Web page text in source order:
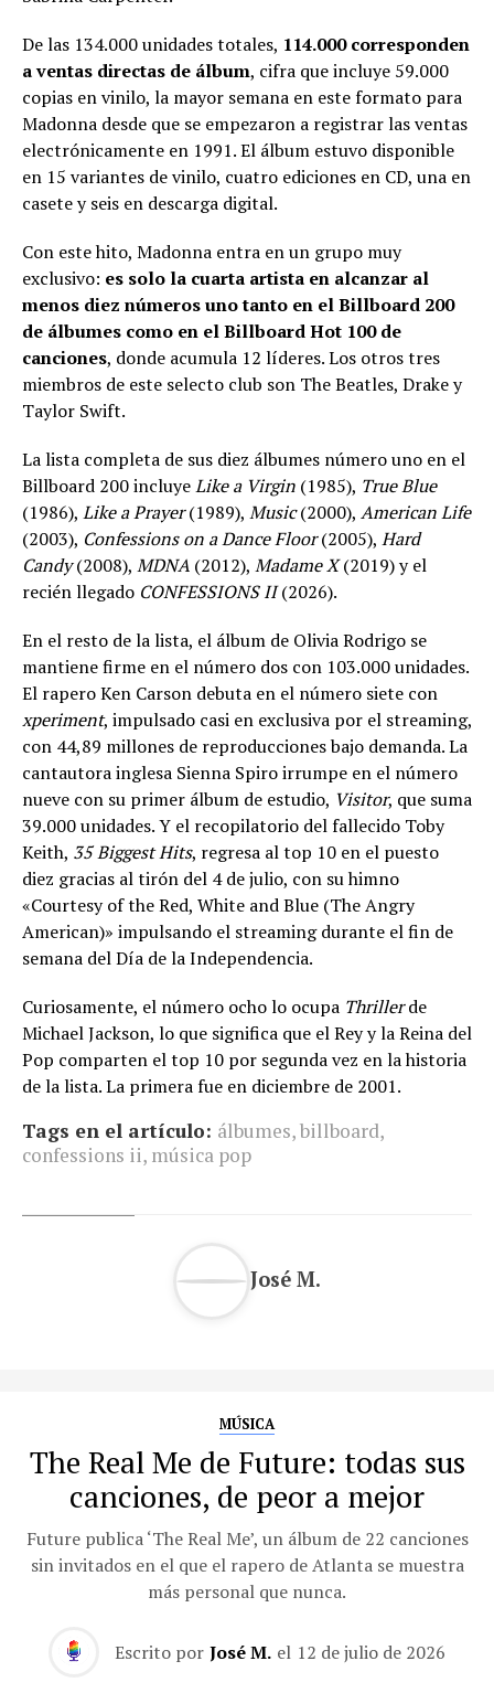
De las 134.000 unidades totales, 114.000 corresponden
a ventas directas de álbum, cifra que incluye 59.000
copias en vinilo, la mayor semana en este formato para
Madonna desde que se empezaron a registrar las ventas
electrónicamente en 1991. El álbum estuvo disponible
en 15 variantes de vinilo, cuatro ediciones en CD, una en
casete y seis en descarga digital.
Con este hito, Madonna entra en un grupo muy
exclusivo: es solo la cuarta artista en alcanzar al
menos diez números uno tanto en el Billboard 200
de álbumes como en el Billboard Hot 100 de
canciones, donde acumula 12 líderes. Los otros tres
miembros de este selecto club son The Beatles, Drake y
Taylor Swift.
La lista completa de sus diez álbumes número uno en el
Billboard 200 incluyeLike a Virgin (1985), True Blue
(1986), Like a Prayer(1989), Music(2000), American Life
(2003), Confessions on a Dance Floor(2005), Hard
Candy(2008), MDNA (2012), Madame X(2019) y el
recién llegado CONFESSIONS II(2026).
En el resto de la lista, el álbum de Olivia Rodrigo se
mantiene firme en el número dos con 103.000 unidades.
El rapero Ken Carson debuta en el número siete con
xperiment, impulsado casi en exclusiva por el streaming,
con 44,89 millones de reproducciones bajo demanda. La
cantautora inglesa Sienna Spiro irrumpe en el número
nueve con su primer álbum de estudio, Visitor, que suma
39.000 unidades. Y el recopilatorio del fallecido Toby
Keith, 35 Biggest Hits, regresa al top 10 en el puesto
diez gracias al tirón del 4 de julio, con su himno
«Courtesy of the Red, White and Blue (The Angry
American)» impulsando el streaming durante el fin de
semana del Día de la Independencia.
Curiosamente, el número ocho lo ocupa Thrillerde
Michael Jackson, lo que significa que el Rey y la Reina del
Pop comparten el top 10 por segunda vez en la historia
de la lista. La primera fue en diciembre de 2001.
Tags en el artículo: álbumes,billboard,
confessions ii, música pop
José M.
MÚSICA
The Real Me de Future: todas sus
canciones, de peor a mejor
Future publica ‘The Real Me’, un álbum de 22 canciones
sin invitados en el que el rapero de Atlanta se muestra
más personal que nunca.
Escrito por José M. el 12 de julio de 2026